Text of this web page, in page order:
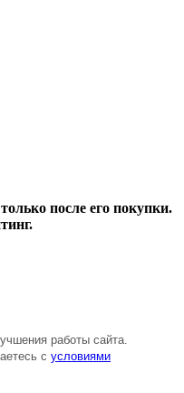
после его покупки.
работы сайта.
с условиями